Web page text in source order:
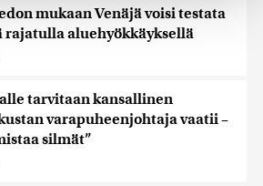
median ominaisuuksien
analysoimiseen. Lisäksi
median, mainosalan ja analytiikka-
tietoja siitä, miten käytät
joita olet antanut heille tai joita on
heidän palvelujaan. Tietoja
ulkomaille.
mukaan Venäjä voisi testata
rajatulla aluehyökkäyksellä
tarvitaan kansallinen
varapuheenjohtaja vaatii –
silmät”